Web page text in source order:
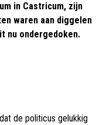
in Castricum, zijn
waren aan diggelen
nu ondergedoken.
de politicus gelukkig